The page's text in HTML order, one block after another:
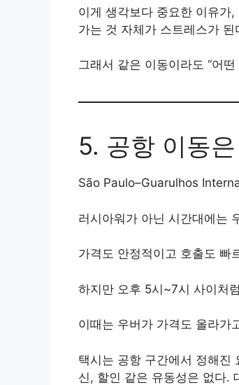
이게 생각보다 중요한 이유가
가는 것 자체가 스트레스가 된
그래서 같은 이동이라도 “어
5. 공항 이동
São Paulo–Guarulhos
러시아워가 아닌 시간대에는
가격도 안정적이고 호출도 빠
하지만 오후 5시~7시 사이처
이때는 우버가 가격도 올라가
택시는 공항 구간에서 정해진
신, 할인 같은 유동성은 없다.